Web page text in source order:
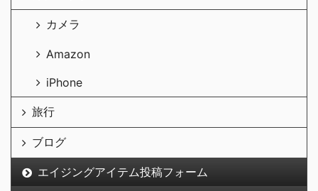
カメラ
Amazon
iPhone
旅行
ブログ
エイジングアイテム投稿フォーム